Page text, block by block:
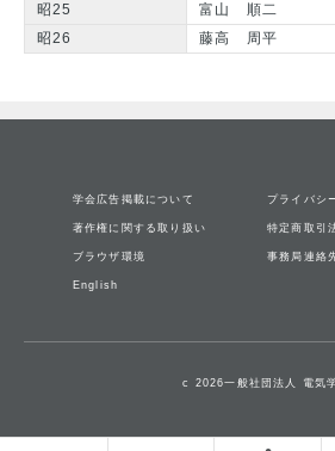
昭25
富山 順二
昭26
藤高 周平
学会広告掲載について プライバシ
著作権に関する取り扱い 特定商取引
ブラウザ環境 事務局連絡
English
c 2026一般社団法人 電気